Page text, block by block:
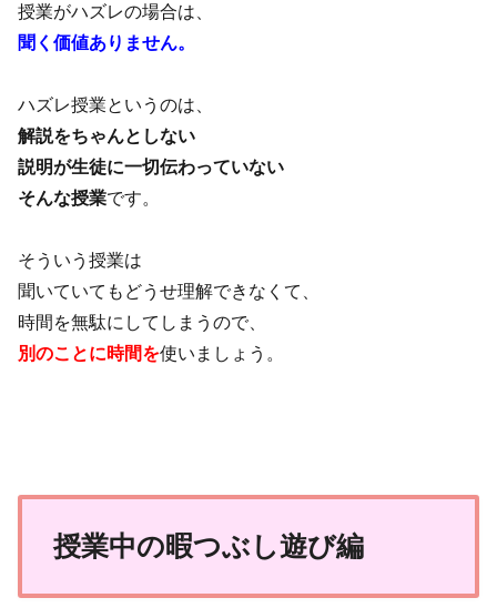
授業がハズレの場合は、
聞く価値ありません。
ハズレ授業というのは、
解説をちゃんとしない
説明が生徒に一切伝わっていない
そんな授業です。
そういう授業は
聞いていてもどうせ理解できなくて、
時間を無駄にしてしまうので、
別のことに時間を使いましょう。
授業中の暇つぶし遊び編